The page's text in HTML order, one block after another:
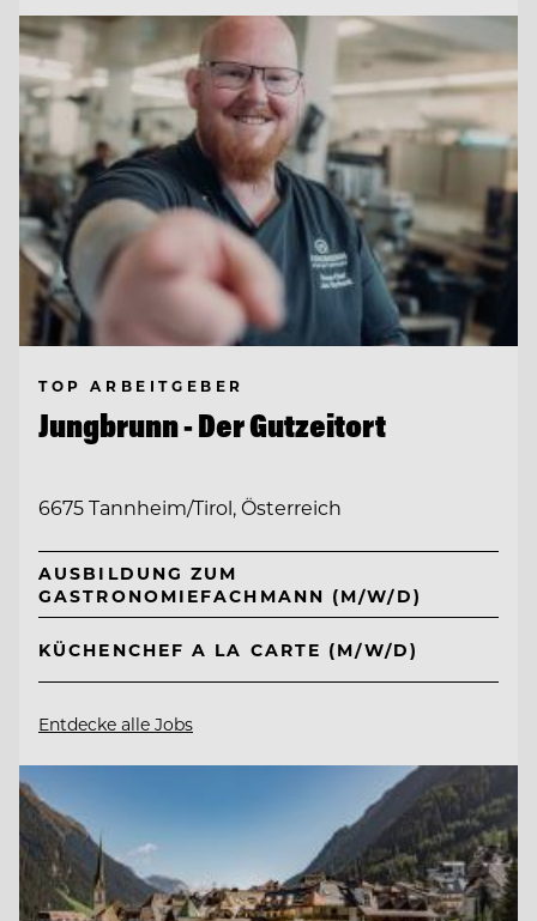
TOP ARBEITGEBER
Jungbrunn - Der Gutzeitort
6675 Tannheim/Tirol, Österreich
AUSBILDUNG ZUM
GASTRONOMIEFACHMANN (M/W/D)
KÜCHENCHEF A LA CARTE (M/W/D)
Entdecke alle Jobs